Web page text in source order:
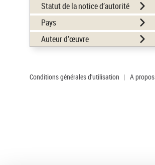
Statut de la notice d’autorité
Pays
Auteur d’œuvre
Conditions générales d'utilisation | A propos